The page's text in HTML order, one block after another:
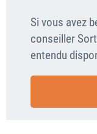
Si vous avez
conseiller
entendu